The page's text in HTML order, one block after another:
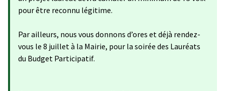
pour être reconnu légitime.
Par ailleurs, nous vous donnons d’ores et déjà rendez-
vous le 8 juillet à la Mairie, pour la soirée des Lauréats
du Budget Participatif.